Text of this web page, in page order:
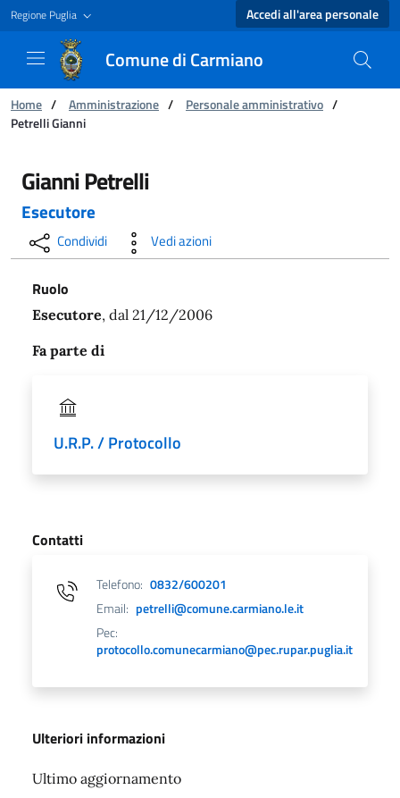
Regione Puglia Accedi all'area personale
Comune di Carmiano
Ti trovi in:
Home / Amministrazione / Personale amministrativo /
Petrelli Gianni
Petrelli Gianni - Comune di Carmiano
Gianni Petrelli
Esecutore
Condividi Vedi azioni
Ruolo
Esecutore, dal 21/12/2006
Fa parte di
U.R.P. / Protocollo
Contatti
Telefono: 0832/600201
Email: petrelli@comune.carmiano.le.it
Pec:
protocollo.comunecarmiano@pec.rupar.puglia.it
Ulteriori informazioni
Ultimo aggiornamento